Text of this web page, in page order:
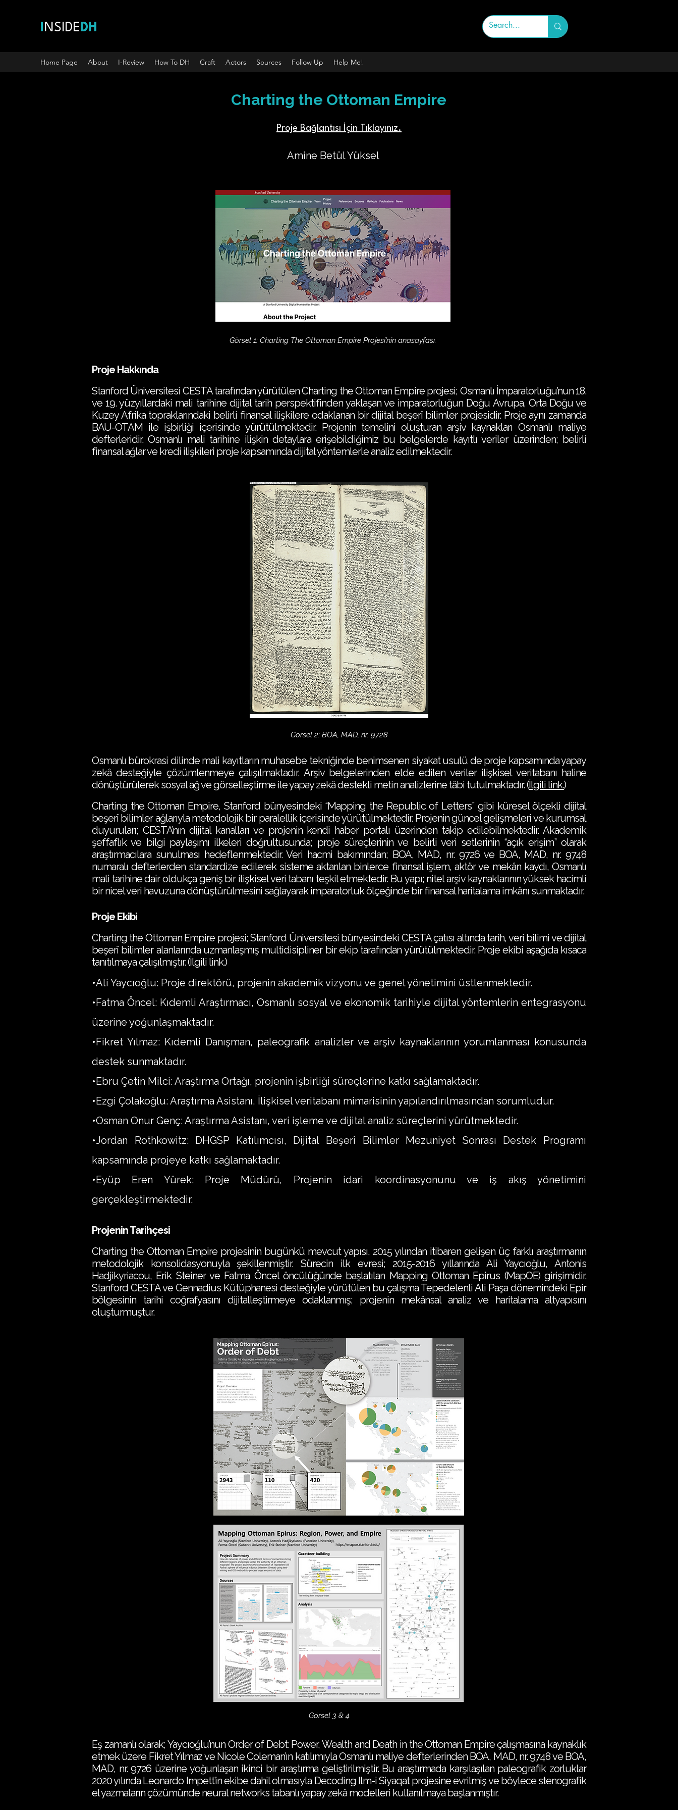
NSIDE DH
Home Page About I-Review How To DH Craft Actors Sources Follow Up Help Me!
Charting the Ottoman Empire
Proje Bağlantısı İçin Tıklayınız.
Amine Betül Yüksel
Görsel 1: Charting The Ottoman Empire Projesi’nin anasayfası.
Proje Hakkında
Stanford Üniversitesi CESTA tarafından yürütülen Charting the Ottoman Empire projesi; Osmanlı İmparatorluğu’nun 18.
ve 19. yüzyıllardaki mali tarihine dijital tarih perspektifinden yaklaşan ve imparatorluğun Doğu Avrupa, Orta Doğu ve
Kuzey Afrika topraklarındaki belirli finansal ilişkilere odaklanan bir dijital beşerî bilimler projesidir. Proje aynı zamanda
BAU-OTAM ile işbirliği içerisinde yürütülmektedir. Projenin temelini oluşturan arşiv kaynakları Osmanlı maliye
defterleridir. Osmanlı mali tarihine ilişkin detaylara erişebildiğimiz bu belgelerde kayıtlı veriler üzerinden; belirli
finansal ağlar ve kredi ilişkileri proje kapsamında dijital yöntemlerle analiz edilmektedir.
Görsel 2: BOA, MAD, nr. 9728
Osmanlı bürokrasi dilinde mali kayıtların muhasebe tekniğinde benimsenen siyakat usulü de proje kapsamında yapay
zekâ desteğiyle çözümlenmeye çalışılmaktadır. Arşiv belgelerinden elde edilen veriler ilişkisel veritabanı haline
dönüştürülerek sosyal ağ ve görselleştirme ile yapay zekâ destekli metin analizlerine tâbi tutulmaktadır. (İlgili link.)
Charting the Ottoman Empire, Stanford bünyesindeki “Mapping the Republic of Letters” gibi küresel ölçekli dijital
beşerî bilimler ağlarıyla metodolojik bir paralellik içerisinde yürütülmektedir. Projenin güncel gelişmeleri ve kurumsal
duyuruları; CESTA’nın dijital kanalları ve projenin kendi haber portalı üzerinden takip edilebilmektedir. Akademik
şeffaflık ve bilgi paylaşımı ilkeleri doğrultusunda; proje süreçlerinin ve belirli veri setlerinin “açık erişim” olarak
araştırmacılara sunulması hedeflenmektedir. Veri hacmi bakımından; BOA, MAD, nr. 9726 ve BOA, MAD, nr. 9748
numaralı defterlerden standardize edilerek sisteme aktarılan binlerce finansal işlem, aktör ve mekân kaydı, Osmanlı
mali tarihine dair oldukça geniş bir ilişkisel veri tabanı teşkil etmektedir. Bu yapı; nitel arşiv kaynaklarının yüksek hacimli
bir nicel veri havuzuna dönüştürülmesini sağlayarak imparatorluk ölçeğinde bir finansal haritalama imkânı sunmaktadır.
Proje Ekibi
Charting the Ottoman Empire projesi; Stanford Üniversitesi bünyesindeki CESTA çatısı altında tarih, veri bilimi ve dijital
beşerî bilimler alanlarında uzmanlaşmış multidisipliner bir ekip tarafından yürütülmektedir. Proje ekibi aşağıda kısaca
tanıtılmaya çalışılmıştır. (İlgili link.)
•Ali Yaycıoğlu: Proje direktörü, projenin akademik vizyonu ve genel yönetimini üstlenmektedir.
•Fatma Öncel: Kıdemli Araştırmacı, Osmanlı sosyal ve ekonomik tarihiyle dijital yöntemlerin entegrasyonu
üzerine yoğunlaşmaktadır.
•Fikret Yılmaz: Kıdemli Danışman, paleografik analizler ve arşiv kaynaklarının yorumlanması konusunda
destek sunmaktadır.
•Ebru Çetin Milci: Araştırma Ortağı, projenin işbirliği süreçlerine katkı sağlamaktadır.
•Ezgi Çolakoğlu: Araştırma Asistanı, İlişkisel veritabanı mimarisinin yapılandırılmasından sorumludur.
•Osman Onur Genç: Araştırma Asistanı, veri işleme ve dijital analiz süreçlerini yürütmektedir.
•Jordan Rothkowitz: DHGSP Katılımcısı, Dijital Beşerî Bilimler Mezuniyet Sonrası Destek Programı
kapsamında projeye katkı sağlamaktadır.
•Eyüp Eren Yürek: Proje Müdürü, Projenin idari koordinasyonunu ve iş akış yönetimini
gerçekleştirmektedir.
Projenin Tarihçesi
Charting the Ottoman Empire projesinin bugünkü mevcut yapısı, 2015 yılından itibaren gelişen üç farklı araştırmanın
metodolojik konsolidasyonuyla şekillenmiştir. Sürecin ilk evresi; 2015-2016 yıllarında Ali Yaycıoğlu, Antonis
Hadjikyriacou, Erik Steiner ve Fatma Öncel öncülüğünde başlatılan Mapping Ottoman Epirus (MapOE) girişimidir.
Stanford CESTA ve Gennadius Kütüphanesi desteğiyle yürütülen bu çalışma Tepedelenli Ali Paşa dönemindeki Epir
bölgesinin tarihi coğrafyasını dijitalleştirmeye odaklanmış; projenin mekânsal analiz ve haritalama altyapısını
oluşturmuştur.
Görsel 3 & 4.
Eş zamanlı olarak; Yaycıoğlu’nun Order of Debt: Power, Wealth and Death in the Ottoman Empire çalışmasına kaynaklık
etmek üzere Fikret Yılmaz ve Nicole Coleman’ın katılımıyla Osmanlı maliye defterlerinden BOA, MAD, nr. 9748 ve BOA,
MAD, nr. 9726 üzerine yoğunlaşan ikinci bir araştırma geliştirilmiştir. Bu araştırmada karşılaşılan paleografik zorluklar
2020 yılında Leonardo Impett’in ekibe dahil olmasıyla Decoding Ilm-i Siyaqat projesine evrilmiş ve böylece stenografik
el yazmaların çözümünde neural networks tabanlı yapay zekâ modelleri kullanılmaya başlanmıştır.